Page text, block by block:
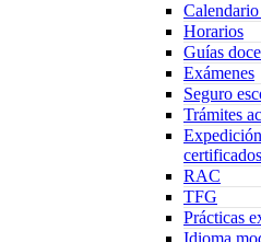
Horarios
Guías
Exámenes
Seguro
Trámites
certificados
RAC
TFG
Prácticas